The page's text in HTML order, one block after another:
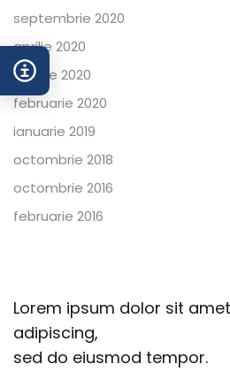
septembrie 2020
aprilie 2020
martie 2020
februarie 2020
ianuarie 2019
octombrie 2018
octombrie 2016
februarie 2016
Lorem ipsum dolor sit
adipiscing,
sed do eiusmod tempor.